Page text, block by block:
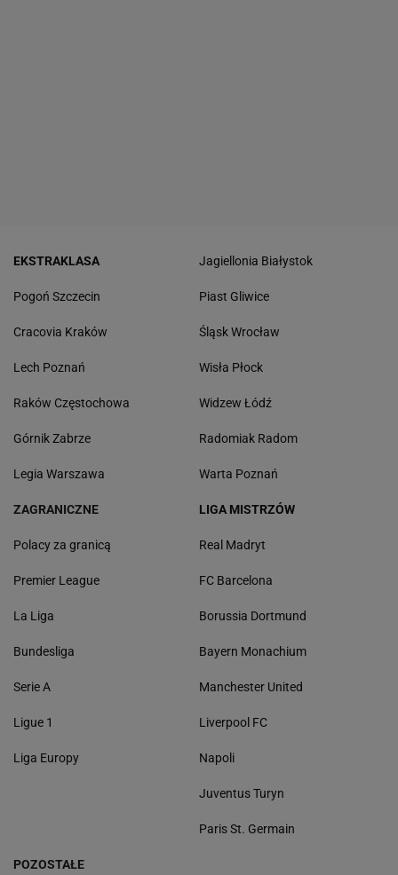
EKSTRAKLASA
Pogoń Szczecin
Cracovia Kraków
Lech Poznań
Raków Częstochowa
Górnik Zabrze
Legia Warszawa
Jagiellonia Białystok
Piast Gliwice
Śląsk Wrocław
Wisła Płock
Widzew Łódź
Radomiak Radom
Warta Poznań
ZAGRANICZNE
Polacy za granicą
Premier League
La Liga
Bundesliga
Serie A
Ligue 1
Liga Europy
LIGA MISTRZÓW
Real Madryt
FC Barcelona
Borussia Dortmund
Bayern Monachium
Manchester United
Liverpool FC
Napoli
Juventus Turyn
Paris St. Germain
POZOSTAŁE